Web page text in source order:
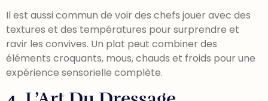
Il est aussi commun de voir des chefs jouer avec des
textures et des températures pour surprendre et
ravir les convives. Un plat peut combiner des
éléments croquants, mous, chauds et froids pour une
expérience sensorielle complète.